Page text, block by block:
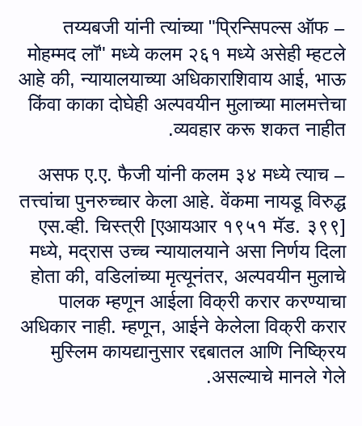
–
तय्यबजी यांनी त्यांच्या "प्रिन्सिपल्स ऑफ
मोहम्मद लॉ" मध्ये कलम २६१ मध्ये असेही म्हटले
आहे की, न्यायालयाच्या अधिकाराशिवाय आई, भाऊ
किंवा काका दोघेही अल्पवयीन मुलाच्या मालमत्तेचा
व्यवहार करू शकत नाहीत.
–
असफ ए.ए. फैजी यांनी कलम ३४ मध्ये त्याच
तत्त्वांचा पुनरुच्चार केला आहे. वेंकमा नायडू विरुद्ध
एस.व्ही. चिस्त्री [एआयआर १९५१ मॅड. ३९९]
मध्ये,मद्रास उच्च न्यायालयाने असा निर्णय दिला
होता की, वडिलांच्या मृत्यूनंतर, अल्पवयीन मुलाचे
पालक म्हणून आईला विक्री करार करण्याचा
अधिकार नाही. म्हणून, आईने केलेला विक्री करार
मुस्लिम कायद्यानुसार रद्दबातल आणि निष्क्रिय
असल्याचे मानले गेले.